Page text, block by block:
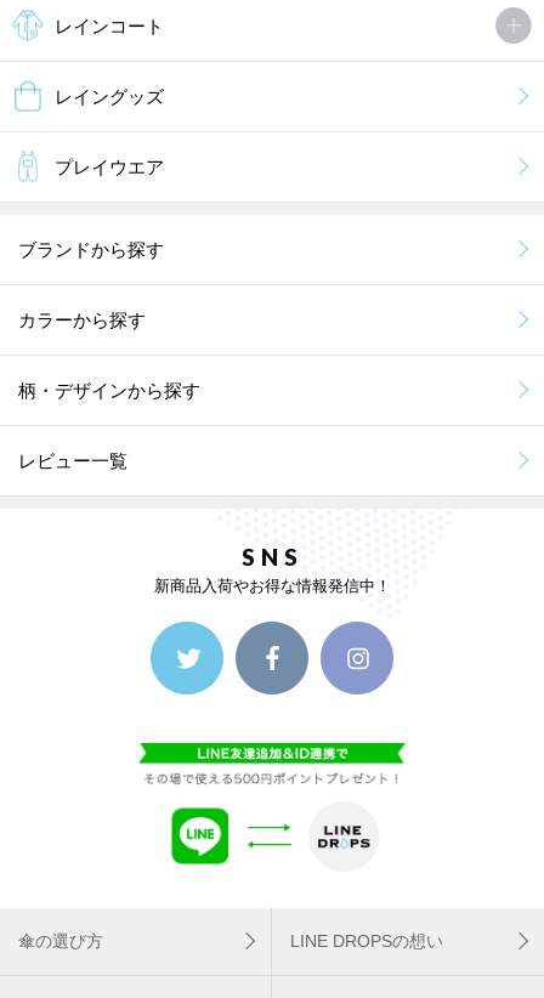
レインコート
レイングッズ
プレイウエア
ブランドから探す
カラーから探す
柄・デザインから探す
レビュー一覧
SNS
新商品入荷やお得な情報発信中！
傘の選び方 LINE DROPSの想い